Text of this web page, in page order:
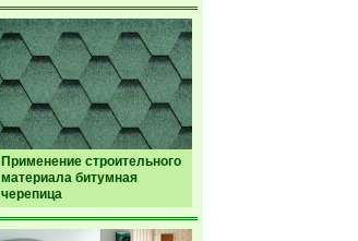
Применение строительного
материала битумная
черепица